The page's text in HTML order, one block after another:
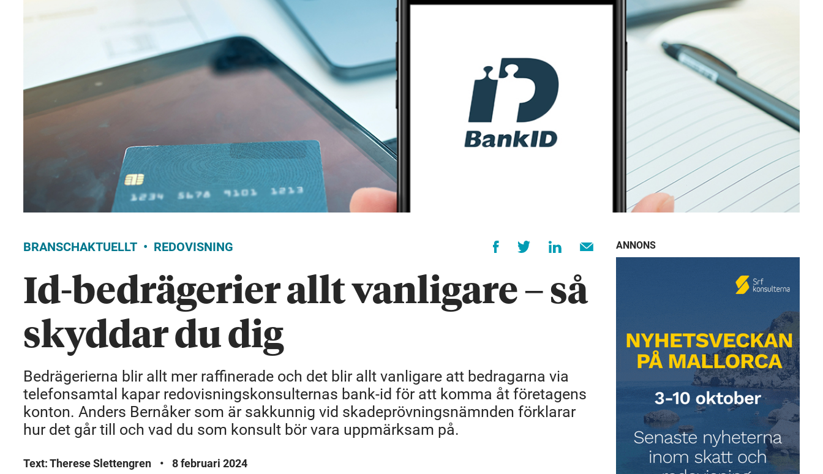
BRANSCHAKTUELLT REDOVISNING
Id-bedrägerier allt vanligare – så
skyddar du dig
Bedrägerierna blir allt mer raffinerade och det blir allt vanligare att bedragarna via
telefonsamtal kapar redovisningskonsulternas bank-id för att komma åt företagens
konton. Anders Bernåker som är sakkunnig vid skadeprövningsnämnden förklarar
hur det går till och vad du som konsult bör vara uppmärksam på.
Text: Therese Slettengren • 8 februari 2024
ANNONS